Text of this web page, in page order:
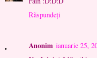
Răspundeți
Anonim ianuarie 25,